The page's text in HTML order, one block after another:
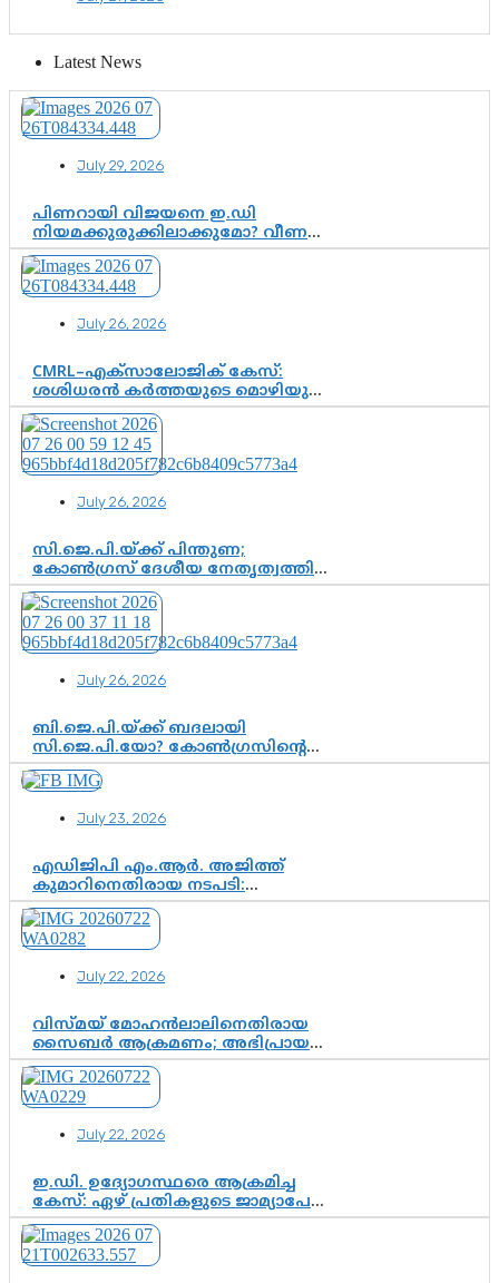
ഗുരുപൂർണിമ ആഘോഷം
Latest News
July 29, 2026
പിണറായി വിജയനെ ഇ.ഡി
നിയമക്കുരുക്കിലാക്കുമോ? വീണ
വിജയൻ മാപ്പുസാക്ഷിയാകുമോ?
കർത്തയുടെ മൊഴി നിർണായക
വഴിത്തിരിവാകുമോ?
July 26, 2026
CMRL–എക്‌സാലോജിക് കേസ്:
ശശിധരൻ കർത്തയുടെ മൊഴിയുടെ
അടിസ്ഥാനത്തിൽ പിണറായി
വിജയനെ ചോദ്യം ചെയ്യുന്നതിൽ ഉടൻ
തീരുമാനം; വീണയ്‌ക്കെതിരെ
കൂടുതൽ തെളിവുകൾ പരിശോധിച്ച്
July 26, 2026
സി.ജെ.പി.യ്ക്ക് പിന്തുണ;
കോൺഗ്രസ് ദേശീയ നേതൃത്വത്തിൽ
ആശങ്കയോ? പാർട്ടിക്കുള്ളിൽ
ഭിന്നാഭിപ്രായമെന്ന വിലയിരുത്തൽ
July 26, 2026
ബി.ജെ.പി.യ്ക്ക് ബദലായി
സി.ജെ.പി.യോ? കോൺഗ്രസിന്റെ
രാഷ്ട്രീയ ഇടം കൈവശപ്പെടുത്താൻ
സിജെപി ഉയർന്നുകഴിഞ്ഞോ?
വഴിത്തിരിവ്
July 23, 2026
എഡിജിപി എം.ആർ. അജിത്ത്
കുമാറിനെതിരായ നടപടി:
സസ്പെൻഷനിൽ ഒതുങ്ങുമോ,
അതോ കൂടുതൽ കടുത്ത
നടപടികളിലേക്കോ?
July 22, 2026
വിസ്മയ് മോഹൻലാലിനെതിരായ
സൈബർ ആക്രമണം; അഭിപ്രായ
സ്വാതന്ത്ര്യത്തെ നിശ്ശബ്ദമാക്കുന്ന
ഡിജിറ്റൽ ഗുണ്ടായിസത്തിന് അറുതി
വേണം
July 22, 2026
ഇ.ഡി. ഉദ്യോഗസ്ഥരെ ആക്രമിച്ച
കേസ്: ഏഴ് പ്രതികളുടെ ജാമ്യാപേക്ഷ
വീണ്ടും തള്ളി; അന്വേഷണം തുടരാൻ
കോടതി അനുമതി